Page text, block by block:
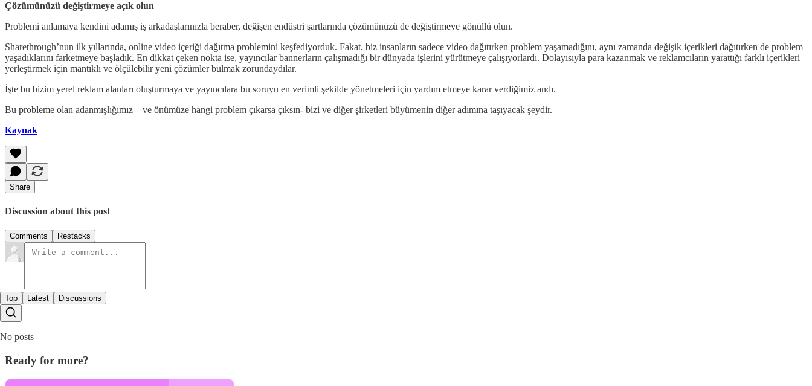
Çözümünüzü değiştirmeye açık olun
Problemi anlamaya kendini adamış iş arkadaşlarınızla beraber, değişen endüstri şartlarında çözümünüzü de değiştirmeye gönüllü olun.
Sharethrough’nun ilk yıllarında, online video içeriği dağıtma problemini keşfediyorduk. Fakat, biz insanların sadece video dağıtırken problem yaşamadığını, aynı zamanda değişik içerikleri dağıtırken de problem
yaşadıklarını farketmeye başladık. En dikkat çeken nokta ise, yayıncılar bannerların çalışmadığı bir dünyada işlerini yürütmeye çalışıyorlardı. Dolayısıyla para kazanmak ve reklamcıların yarattığı farklı içerikleri
yerleştirmek için mantıklı ve ölçülebilir yeni çözümler bulmak zorundaydılar.
İşte bu bizim yerel reklam alanları oluşturmaya ve yayıncılara bu soruyu en verimli şekilde yönetmeleri için yardım etmeye karar verdiğimiz andı.
Bu probleme olan adanmışlığımız – ve önümüze hangi problem çıkarsa çıksın- bizi ve diğer şirketleri büyümenin diğer adımına taşıyacak şeydir.
Kaynak
Share
Discussion about this post
Comments Restacks
Top Latest Discussions
No posts
Ready for more?